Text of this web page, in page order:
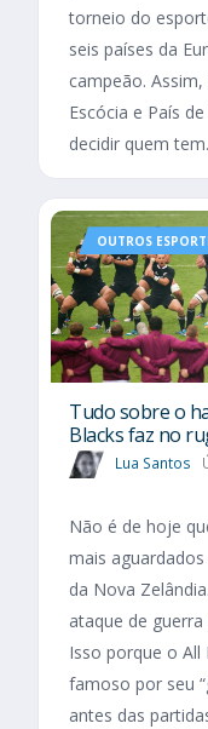
torneio do
seis países da
campeão.
Escócia e País
decidir quem
OUTROS
Tudo sobre o
Blacks faz no
Lua Santos
Não é de hoje
mais
da Nova
ataque de
Isso porque o
famoso por seu
antes das